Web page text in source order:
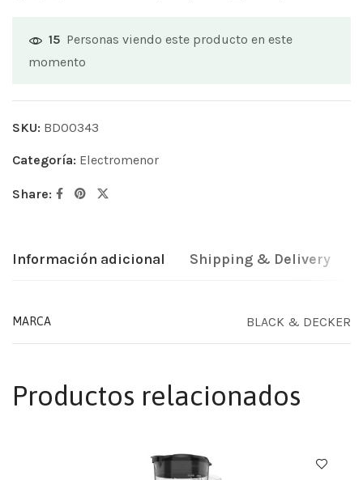
15 Personas viendo este producto en este
momento
SKU: BD00343
Categoría: Electromenor
Share:
Información adicional Shipping & Delivery
MARCA BLACK & DECKER
Productos relacionados